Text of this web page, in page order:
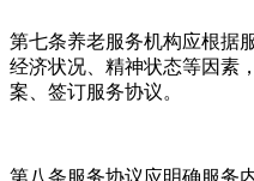
第七条养老服务机构应根据
经济状况、精神状态等因素
案、签订服务协议。
第八条服务协议应明确服务